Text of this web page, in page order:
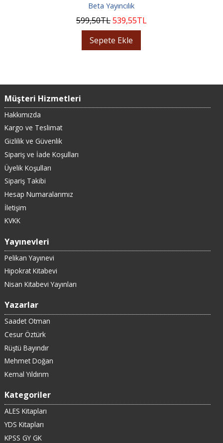
Beta Yayıncılık
599,50TL539,55TL
Sepete Ekle
Müşteri Hizmetleri
Hakkımızda
Kargo ve Teslimat
Gizlilik ve Güvenlik
Sipariş ve İade Koşulları
Üyelik Koşulları
Sipariş Takibi
Hesap Numaralarımız
İletişim
KVKK
Yayınevleri
Pelikan Yayınevi
Hipokrat Kitabevi
Nisan Kitabevi Yayınları
Yazarlar
Saadet Otman
Cesur Öztürk
Rüştü Bayındır
Mehmet Doğan
Kemal Yıldırım
Kategoriler
ALES Kitapları
YDS Kitapları
KPSS GY GK